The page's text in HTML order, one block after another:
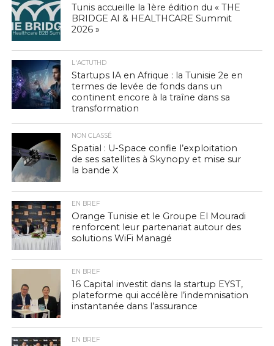
Tunis accueille la 1ère édition du « THE
BRIDGE AI & HEALTHCARE Summit
2026 »
L'ACTUTHD
Startups IA en Afrique : la Tunisie 2e en
termes de levée de fonds dans un
continent encore à la traîne dans sa
transformation
NON CLASSÉ
Spatial : U-Space confie l’exploitation
de ses satellites à Skynopy et mise sur
la bande X
EN BREF
Orange Tunisie et le Groupe El Mouradi
renforcent leur partenariat autour des
solutions WiFi Managé
EN BREF
16 Capital investit dans la startup EYST,
plateforme qui accélère l’indemnisation
instantanée dans l’assurance
EN BREF